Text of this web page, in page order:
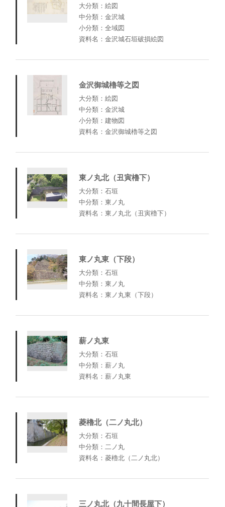
大分類：絵図
中分類：金沢城
小分類：全域図
資料名：金沢城石垣破損絵図
金沢御城櫓等之図
大分類：絵図
中分類：金沢城
小分類：建物図
資料名：金沢御城櫓等之図
東ノ丸北（丑寅櫓下）
大分類：石垣
中分類：東ノ丸
資料名：東ノ丸北（丑寅櫓下）
東ノ丸東（下段）
大分類：石垣
中分類：東ノ丸
資料名：東ノ丸東（下段）
薪ノ丸東
大分類：石垣
中分類：薪ノ丸
資料名：薪ノ丸東
菱櫓北（二ノ丸北）
大分類：石垣
中分類：二ノ丸
資料名：菱櫓北（二ノ丸北）
三ノ丸北（九十間長屋下）